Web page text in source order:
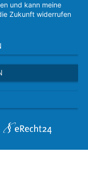
und kann meine
Zukunft widerrufen